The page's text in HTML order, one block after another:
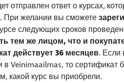
отправлен ответ о курсах,
При желании вы сможете
следующих сроков
тем же лицом, что и
действует 36 месяцев. Если
Veinimaailmas, то сертификат
какой курс вы приобрели.